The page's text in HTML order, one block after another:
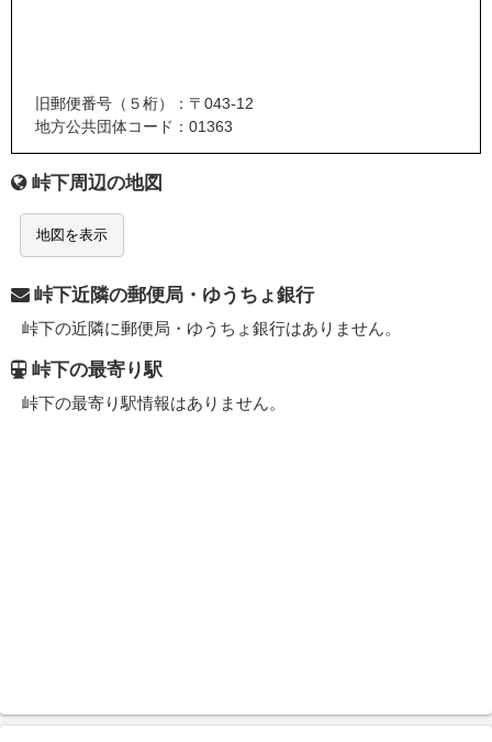
旧郵便番号（５桁）：〒043-12
地方公共団体コード：01363
峠下周辺の地図
地図を表示
峠下近隣の郵便局・ゆうちょ銀行
峠下の近隣に郵便局・ゆうちょ銀行はありません。
峠下の最寄り駅
峠下の最寄り駅情報はありません。